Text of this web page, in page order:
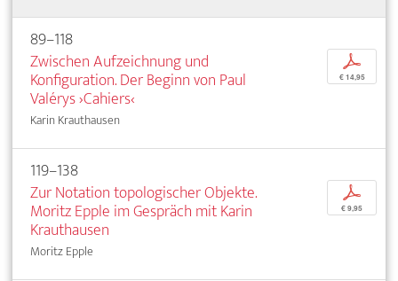
89–118
Zwischen Aufzeichnung und
Konfiguration. Der Beginn von Paul
Valérys ›Cahiers‹
Karin Krauthausen
p
€ 14,95
119–138
Zur Notation topologischer Objekte.
Moritz Epple im Gespräch mit Karin
Krauthausen
Moritz Epple
p
€ 9,95